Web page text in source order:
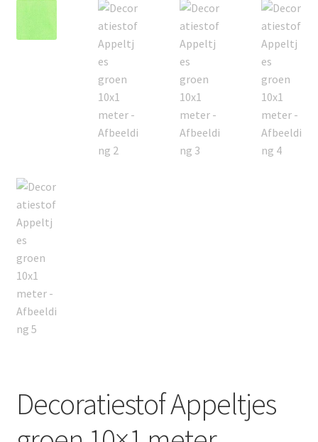
Offerte aanvraag
Decoratiestof Appeltjes